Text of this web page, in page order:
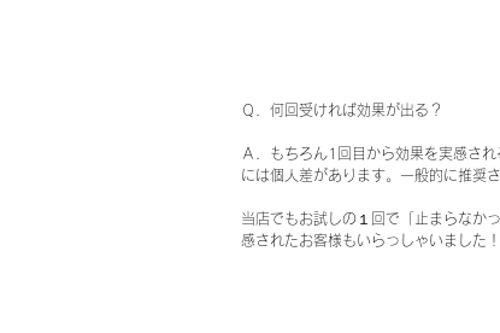
Ｑ．何回受ければ効果が出る？
Ａ．もちろん1回目から効果を実感さ
には個人差があります。一般的に推奨
当店でもお試しの１回で「止まらなか
感されたお客様もいらっしゃいました！